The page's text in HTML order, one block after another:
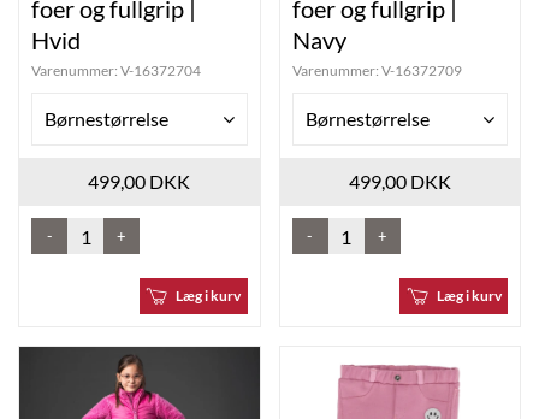
foer og fullgrip |
Hvid
Varenummer: V-16372704
Børnestørrelse
499,00 DKK
- +
Læg i kurv
foer og fullgrip |
Navy
Varenummer: V-16372709
Børnestørrelse
499,00 DKK
- +
Læg i kurv